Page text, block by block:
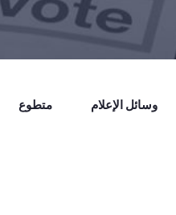
متطوع وسائل الإعلام